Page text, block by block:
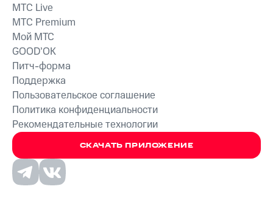
СКАЧАТЬ ПРИЛОЖЕНИЕ
MTС Live
MTС Premium
Мой МТС
GOOD’OK
Питч-форма
Поддержка
Пользовательское соглашение
Политика конфиденциальности
Рекомендательные технологии